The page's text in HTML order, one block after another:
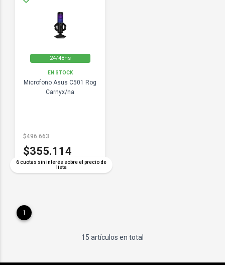
24/48hs
EN STOCK
Microfono Asus C501 Rog
Carnyx/na
6 cuotas sin interés sobre el precio de
lista
$496.663
$355.114
1
15 artículos en total